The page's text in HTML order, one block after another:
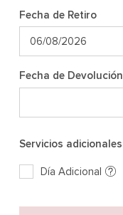
Fecha de Retiro
Fecha de Devolución
Servicios adicionales
Día Adicional